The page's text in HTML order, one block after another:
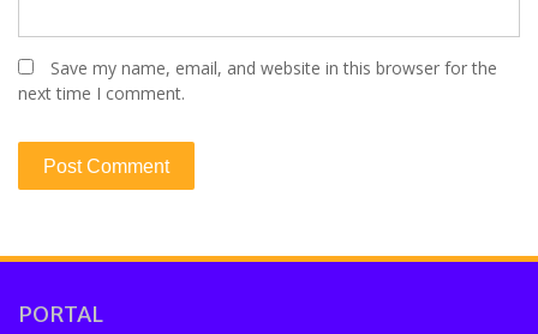
Save my name, email, and website in this browser for the
next time I comment.
PORTAL